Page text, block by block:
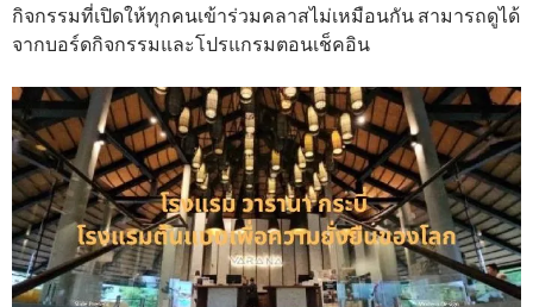
กิจกรรมที่เปิดให้ทุกคนเข้าร่วมคลาสไม่เหมือนกัน สามารถดูได้
จากบอร์ดกิจกรรมและโปรแกรมตอนเช็คอิน